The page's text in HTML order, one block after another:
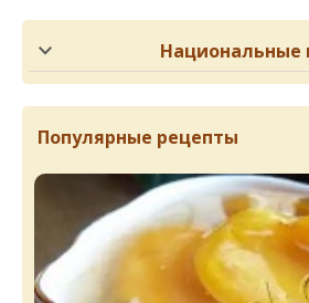
Национальные
Популярные рецепты